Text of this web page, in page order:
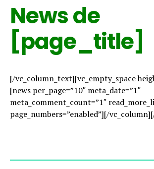
News de
[page_title]
[/vc_column_text][vc_empty_space
[news per_page=”10″ meta_date=”1″
meta_comment_count=”1″
page_numbers=”enabled”][/